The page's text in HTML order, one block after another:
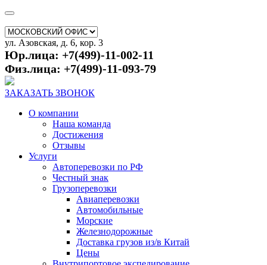
ул. Азовская, д. 6, кор. 3
Юр.лица: +7(499)-11-002-11
Физ.лица: +7(499)-11-093-79
ЗАКАЗАТЬ ЗВОНОК
О компании
Наша команда
Достижения
Отзывы
Услуги
Автоперевозки по РФ
Честный знак
Грузоперевозки
Авиаперевозки
Автомобильные
Морские
Железнодорожные
Доставка грузов из/в Китай
Цены